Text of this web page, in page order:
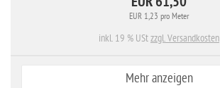
EUR 1,23 pro Meter
inkl. 19 % UStzzgl. Versandkosten
Mehr anzeigen